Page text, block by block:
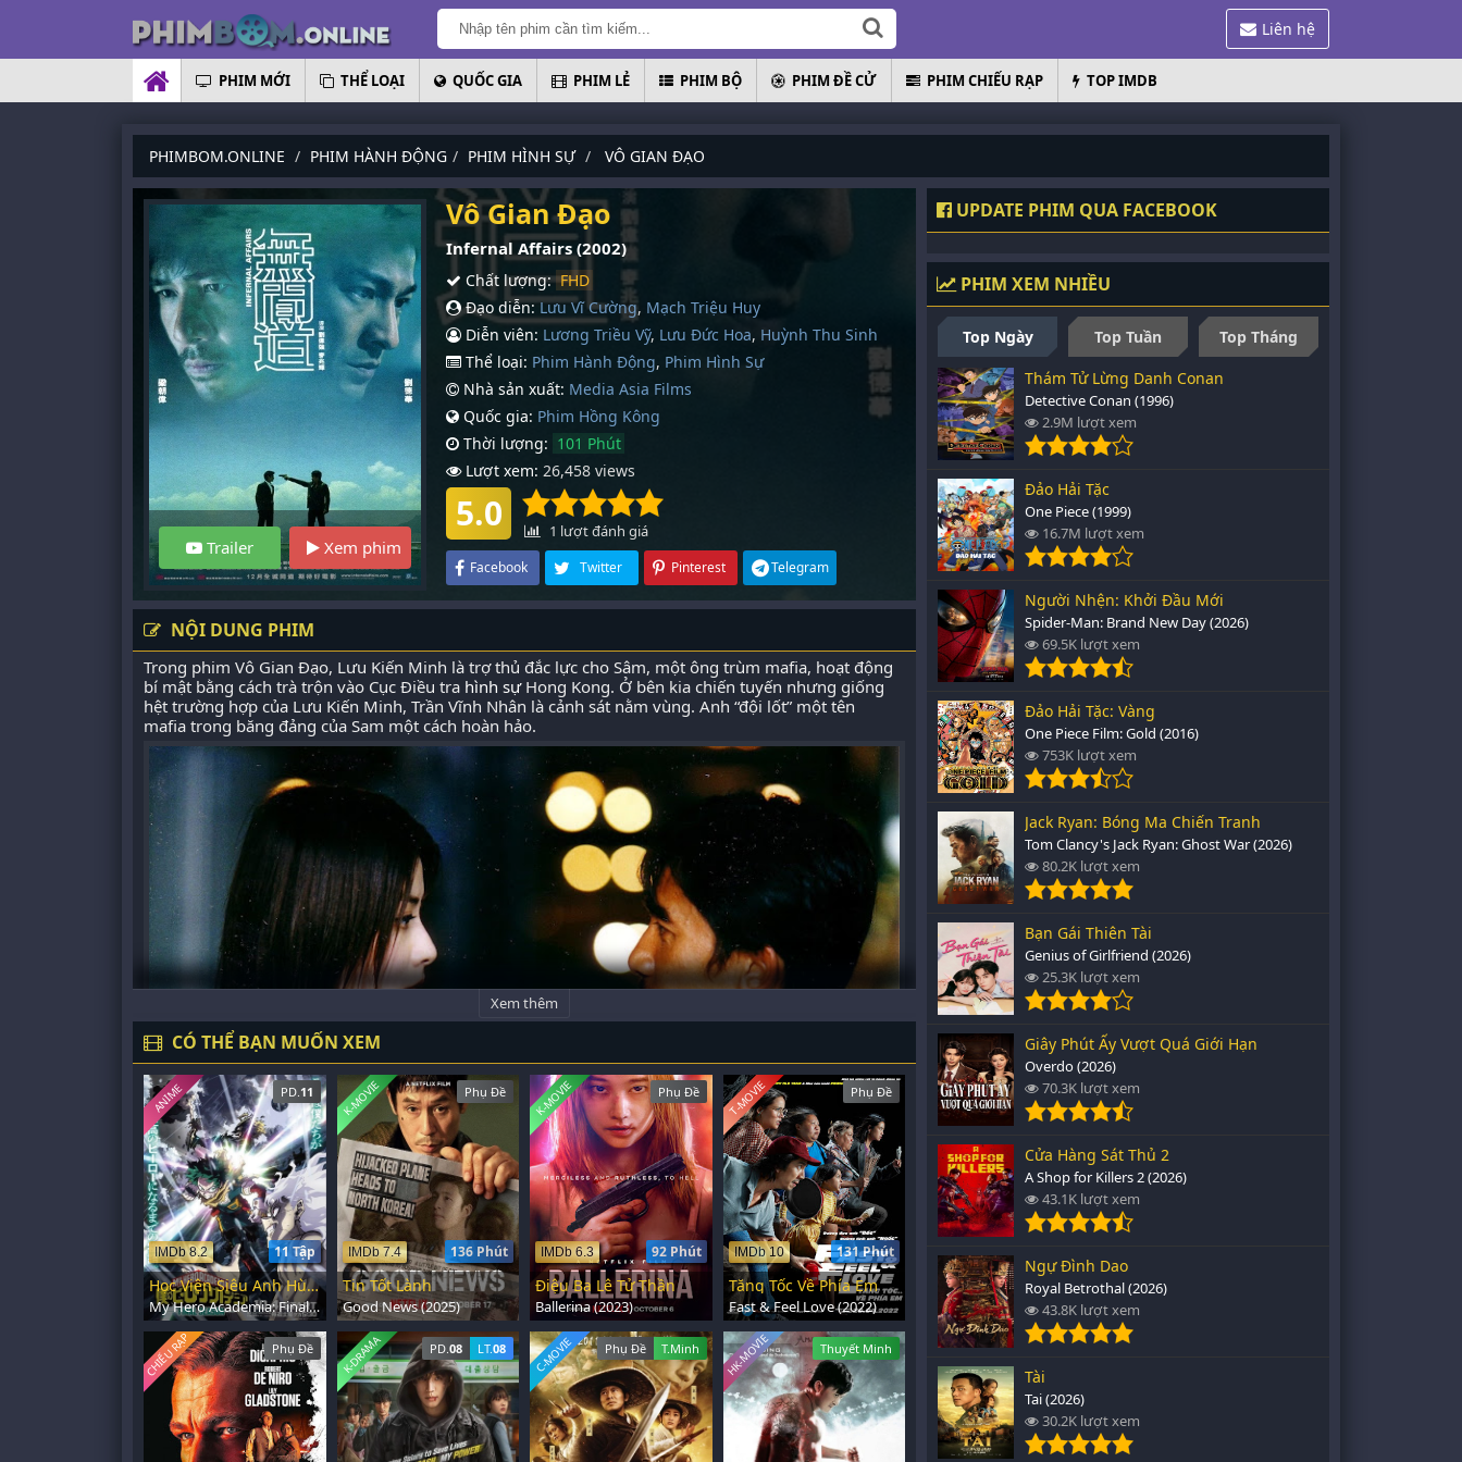
Liên hệ
PHIM MỚI THỂ LOẠI QUỐC GIA PHIM LẺ PHIM BỘ PHIM ĐỀ CỬ PHIM CHIẾU RẠP TOP IMDB
PHIMBOM.ONLINE PHIM HÀNH ĐỘNG PHIM HÌNH SỰ VÔ GIAN ĐẠO
Trailer Xem phim
Vô Gian Đạo
Infernal Affairs (2002)
Chất lượng: FHD
Đạo diễn: Lưu Vĩ Cường, Mạch Triệu Huy
Diễn viên: Lương Triều Vỹ, Lưu Đức Hoa, Huỳnh Thu Sinh
Thể loại: Phim Hành Động, Phim Hình Sự
Nhà sản xuất: Media Asia Films
Quốc gia: Phim Hồng Kông
Thời lượng: 101 Phút
Lượt xem: 26,458 views
5.0 1 lượt đánh giá
Facebook Twitter Pinterest Telegram
NỘI DUNG PHIM
Trong phim Vô Gian Đạo, Lưu Kiến Minh là trợ thủ đắc lực cho Sâm, một ông trùm mafia, hoạt động
bí mật bằng cách trà trộn vào Cục Điều tra hình sựHong Kong. Ở bên kia chiến tuyến nhưng giống
hệt trường hợp của Lưu Kiến Minh, Trần Vĩnh Nhân là cảnh sát nằm vùng. Anh “đội lốt” một tên
mafia trong băng đảng của Sam một cách hoàn hảo.
Xem thêm
CÓ THỂ BẠN MUỐN XEM
PD. 11
11 Tập
IMDb 8.2
ANIME
Học Viện Siêu Anh Hùng: Phần Cuối
My Hero Academia: Final Season (2025)
Phụ Đề
136 Phút
IMDb 7.4
K-MOVIE
Tin Tốt Lành
Good News (2025)
Phụ Đề
92 Phút
IMDb 6.3
K-MOVIE
Điệu Ba Lê Tử Thần
Ballerina (2023)
Phụ Đề
131 Phút
IMDb 10
T-MOVIE
Tăng Tốc Về Phía Em
Fast & Feel Love (2022)
Phụ Đề
CHIẾU RẠP PD. 08 LT.08
K-DRAMA Phụ Đề T.Minh
C-MOVIE Thuyết Minh
HK-MOVIE
UPDATE PHIM QUA FACEBOOK
PHIM XEM NHIỀU
Top Ngày Top Tuần
Top Tháng
Thám Tử Lừng Danh Conan
Detective Conan (1996)
2.9M lượt xem
Đảo Hải Tặc
One Piece (1999)
16.7M lượt xem
Người Nhện: Khởi Đầu Mới
Spider-Man: Brand New Day (2026)
69.5K lượt xem
Đảo Hải Tặc: Vàng
One Piece Film: Gold (2016)
753K lượt xem
Jack Ryan: Bóng Ma Chiến Tranh
Tom Clancy's Jack Ryan: Ghost War (2026)
80.2K lượt xem
Bạn Gái Thiên Tài
Genius of Girlfriend (2026)
25.3K lượt xem
Giây Phút Ấy Vượt Quá Giới Hạn
Overdo (2026)
70.3K lượt xem
Cửa Hàng Sát Thủ 2
A Shop for Killers 2 (2026)
43.1K lượt xem
Ngự Đình Dao
Royal Betrothal (2026)
43.8K lượt xem
Tài
Tai (2026)
30.2K lượt xem